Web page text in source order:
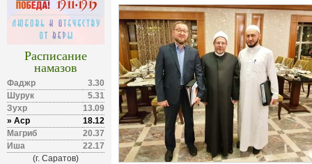
Расписание
намазов
Фаджр
3.30
Шурук
5.31
Зухр
13.09
» Аср
18.12
Магриб
20.37
Иша
22.17
(г. Саратов)